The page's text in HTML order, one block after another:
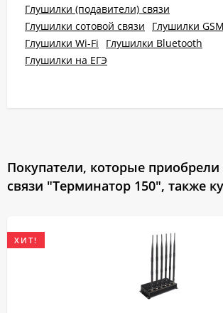
Глушилки (подавители) связи
Глушилки сотовой связи
Глушилки GSM
Глушилки Wi-Fi
Глушилки Bluetooth
Глушилки на ЕГЭ
Покупатели, которые
связи "Терминатор 150", также
ХИТ!